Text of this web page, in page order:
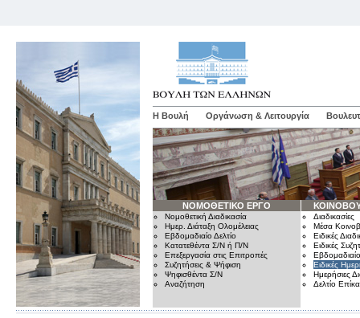
Η Βουλή Οργάνωση & Λειτουργία
ΝΟΜΟΘΕΤΙΚΟ ΕΡΓΟ
Νομοθετική Διαδικασία
Ημερ. Διάταξη Ολομέλειας
Εβδομαδιαίο Δελτίο
Κατατεθέντα Σ/Ν ή Π/Ν
Επεξεργασία στις Επιτροπές
Συζητήσεις & Ψήφιση
Ψηφισθέντα Σ/Ν
Αναζήτηση
Διαδικασίες
Μέσα
Ειδικές
Ειδικές
Εβδομαδιαίο
Ειδικές
Ημερήσιες
Δελτίο